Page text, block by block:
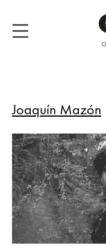
Joaquín Mazón